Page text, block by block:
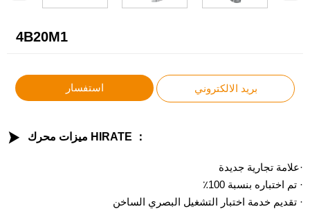
4B20M1
استفسار بريد الالكتروني
 ميزات محرك HIRATE ：
·علامة تجارية جديدة
· تم اختباره بنسبة 100٪
· تقديم خدمة اختبار التشغيل البصري الساخن